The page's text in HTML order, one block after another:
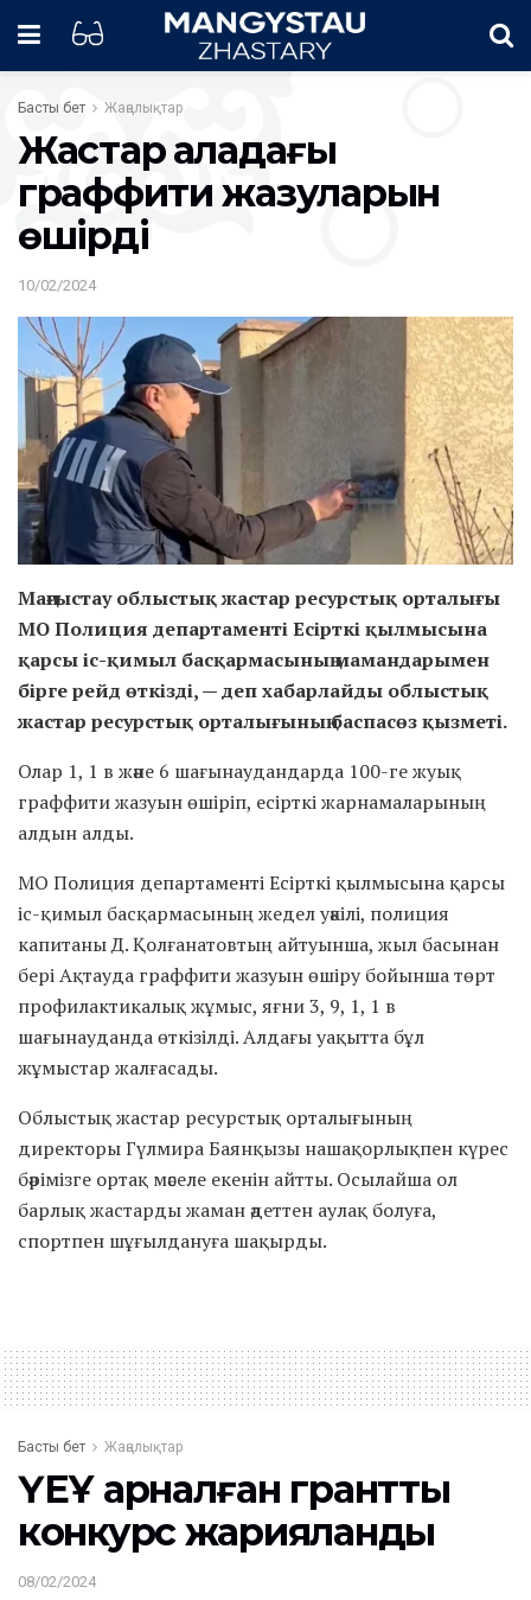
Басты бет Жаңалықтар
Жастар қаладағы
граффити жазуларын
өшірді
10/02/2024
Маңғыстау облыстық жастар ресурстық орталығы
МО Полиция департаменті Есірткі қылмысына
қарсы іс-қимыл басқармасының мамандарымен
бірге рейд өткізді, — деп хабарлайды облыстық
жастар ресурстық орталығының баспасөз қызметі.
Олар 1, 1 в және 6 шағынаудандарда 100-ге жуық
граффити жазуын өшіріп, есірткі жарнамаларының
алдын алды.
МО Полиция департаменті Есірткі қылмысына қарсы
іс-қимыл басқармасының жедел уәкілі, полиция
капитаны Д. Қолғанатовтың айтуынша, жыл басынан
бері Ақтауда граффити жазуын өшіру бойынша төрт
профилактикалық жұмыс, яғни 3, 9, 1, 1 в
шағынауданда өткізілді. Алдағы уақытта бұл
жұмыстар жалғасады.
Облыстық жастар ресурстық орталығының
директоры Гүлмира Баянқызы нашақорлықпен күрес
бәрімізге ортақ мәселе екенін айтты. Осылайша ол
барлық жастарды жаман әдеттен аулақ болуға,
спортпен шұғылдануға шақырды.
Басты бет Жаңалықтар
ҮЕҰ арналған гранттық
конкурс жарияланды
08/02/2024